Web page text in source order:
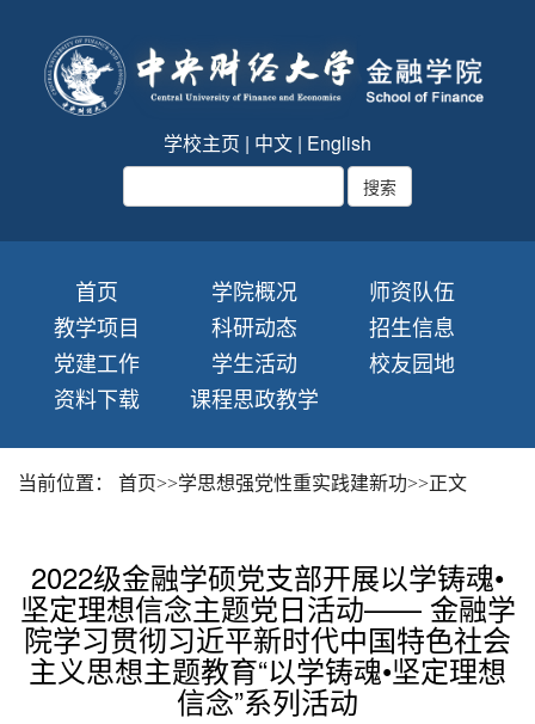
学校主页 | 中文 | English
首页 学院概况
师资队伍
教学项目
科研动态
招生信息
党建工作
学生活动
校友园地
资料下载
课程思政教学
当前位置： 首页>>学思想强党性重实践建新功>>正文
2022级金融学硕党支部开展以学铸魂•
坚定理想信念主题党日活动—— 金融学
院学习贯彻习近平新时代中国特色社会
主义思想主题教育“以学铸魂•坚定理想
信念”系列活动